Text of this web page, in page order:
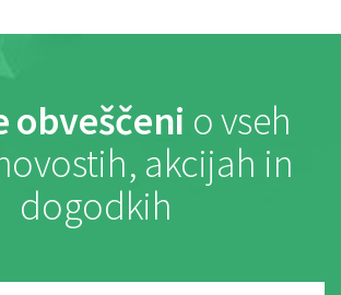
obveščeni o vseh
akcijah in
dogodkih